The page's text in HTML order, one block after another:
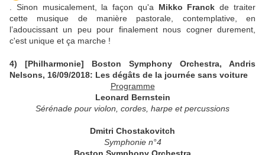
. Sinon musicalement, la façon qu'a Mikko Franck de traiter
cette musique de manière pastorale, contemplative, en
l’adoucissant un peu pour finalement nous cogner durement,
c'est unique et ça marche !
4) [Philharmonie] Boston Symphony Orchestra, Andris
Nelsons, 16/09/2018: Les dégâts de la journée sans voiture
Programme
Leonard Bernstein
Sérénade pour violon, cordes, harpe et percussions
Dmitri Chostakovitch
Symphonie n°4